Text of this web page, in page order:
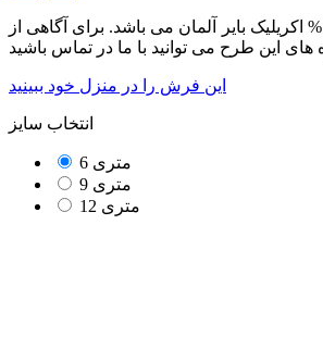
از مجموعه محصولات هفتصد شانه بوده که دارای تراکم طولی 2550 می باشد. این محصول هشت رنگ بوده و 100% اکریلیک بایر آلمان می باشد. برای آگاهی از
این فرش را در منزل خود ببینید
انتخاب سایز
6 متری
9 متری
12 متری